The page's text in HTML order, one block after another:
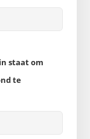
staat om
te